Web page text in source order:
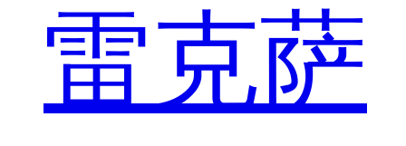
雷克萨